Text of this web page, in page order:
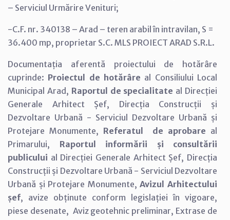
– Serviciul Urmărire Venituri;
-C.F. nr. 340138 – Arad – teren arabil în intravilan, S =
36.400 mp, proprietar S.C. MLS PROIECT ARAD S.R.L.
Documentația aferentă proiectului de hotărâre
cuprinde: Proiectul de hotărâre al Consiliului Local
Municipal Arad, Raportul de specialitate al Direcției
Generale Arhitect Șef, Direcția Construcții și
Dezvoltare Urbană - Serviciul Dezvoltare Urbană și
Protejare Monumente, Referatul de aprobare al
Primarului, Raportul informării și consultării
publicului al Direcției Generale Arhitect Șef, Direcția
Construcții și Dezvoltare Urbană - Serviciul Dezvoltare
Urbană și Protejare Monumente,Avizul Arhitectului
șef, avize obținute conform legislației în vigoare,
piese desenate, Aviz geotehnic preliminar, Extrase de